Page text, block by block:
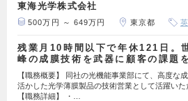
東海光学株式会社
500万円 ～ 649万円 東京都
残業月10時間以下で年休121日。
峰の成膜技術を武器に顧客の課題
【職務概要】 同社の光機能事業部にて、高度な
活かした光学薄膜製品の技術営業として活躍いた
【職務詳細】 ・…